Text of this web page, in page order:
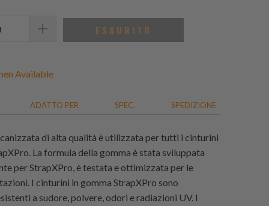
ESAURITO
Available
ADATTO PER SPEC. SPEDIZIONE
di alta qualità è utilizzata per tutti i cinturini
La formula della gomma è stata sviluppata
per StrapXPro, è testata e ottimizzata per le
I cinturini in gomma StrapXPro sono
a sudore, polvere, odori e radiazioni UV. I